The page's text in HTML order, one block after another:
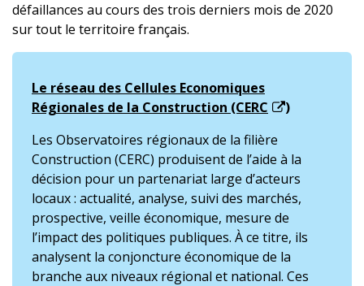
défaillances au cours des trois derniers mois de 2020
sur tout le territoire français.
Le réseau des Cellules Economiques
Régionales de la Construction (CERC
)
Les Observatoires régionaux de la filière
Construction (CERC) produisent de l’aide à la
décision pour un partenariat large d’acteurs
locaux : actualité, analyse, suivi des marchés,
prospective, veille économique, mesure de
l’impact des politiques publiques. À ce titre, ils
analysent la conjoncture économique de la
branche aux niveaux régional et national. Ces